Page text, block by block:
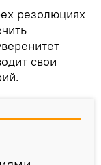
резолюциях
свои